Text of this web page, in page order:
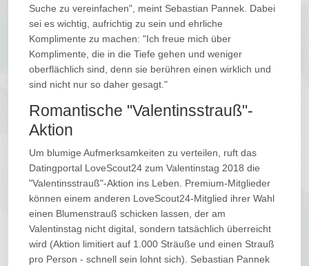
Suche zu vereinfachen", meint Sebastian Pannek. Dabei
sei es wichtig, aufrichtig zu sein und ehrliche
Komplimente zu machen: "Ich freue mich über
Komplimente, die in die Tiefe gehen und weniger
oberflächlich sind, denn sie berühren einen wirklich und
sind nicht nur so daher gesagt."
Romantische "Valentinsstrauß"-
Aktion
Um blumige Aufmerksamkeiten zu verteilen, ruft das
Datingportal LoveScout24 zum Valentinstag 2018 die
"Valentinsstrauß"-Aktion ins Leben. Premium-Mitglieder
können einem anderen LoveScout24-Mitglied ihrer Wahl
einen Blumenstrauß schicken lassen, der am
Valentinstag nicht digital, sondern tatsächlich überreicht
wird (Aktion limitiert auf 1.000 Sträuße und einen Strauß
pro Person - schnell sein lohnt sich). Sebastian Pannek